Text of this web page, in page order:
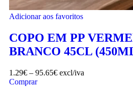
Adicionar aos favoritos
COPO EM PP
BRANCO 45CL
1.29€ – 95.65€ excl/iva
Comprar